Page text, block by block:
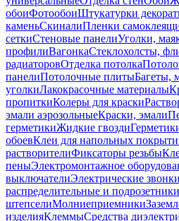
обоиФотообоиШтукатурки
каменьСкиналиПленки
сеткиСтеновые панелиУголки,
профилиВагонкаСтеклохолсты,
радиаторовОтделка потолка
панелиПотолочные плитыБагеты,
уголкиЛакокрасочные материалы
пропиткиКолеры для краски
эмали аэрозольныеКраски, эмали
герметикиЖидкие гвозди
обоевКлеи для напольных
растворителиФиксаторы резьбы
пеныЭлектромонтажное
выключателиЭлектрические звонки
распределительные и подрозетники
штепселиМолниеприемники
изделияКлеммыСредства